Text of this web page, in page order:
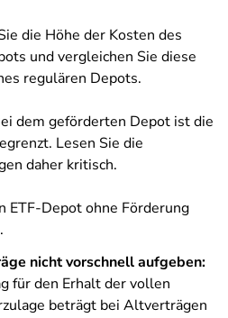
die Höhe der Kosten des
und vergleichen Sie diese
regulären Depots.
dem geförderten Depot ist die
Lesen Sie die
daher kritisch.
ETF-Depot ohne Förderung
nicht vorschnell aufgeben:
für den Erhalt der vollen
beträgt bei Altverträgen